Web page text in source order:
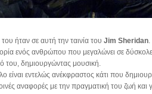
ήταν σε αυτή την ταινία του Jim Sheridan.
ενός ανθρώπου που μεγαλώνει σε
του, δημιουργώντας μουσική.
εντελώς ανέκφραστος κάτι που
αναφορές με την πραγματική του ζωή